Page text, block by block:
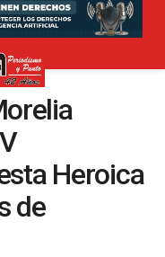
Heroica
de